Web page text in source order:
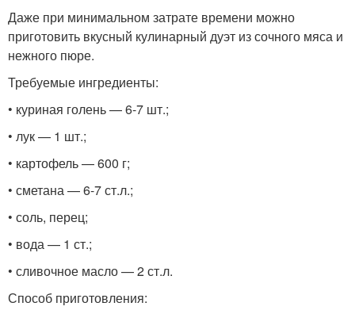
Даже при минимальном затрате времени можно
приготовить вкусный кулинарный дуэт из сочного мяса и
нежного пюре.
Требуемые ингредиенты:
• куриная голень — 6-7 шт.;
• лук — 1 шт.;
• картофель — 600 г;
• сметана — 6-7 ст.л.;
• соль, перец;
• вода — 1 ст.;
• сливочное масло — 2 ст.л.
Способ приготовления: